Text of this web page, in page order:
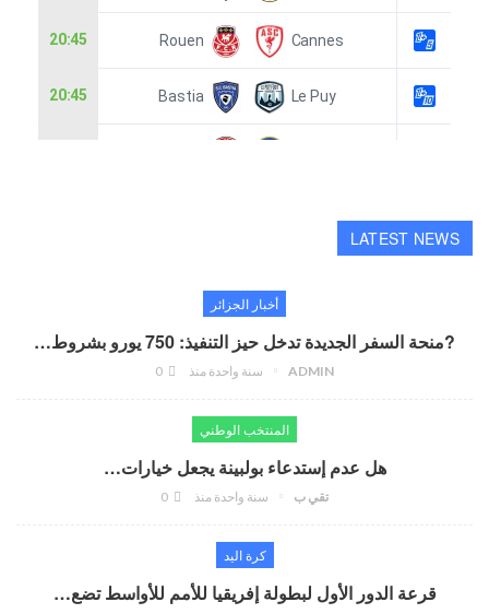
LATEST NEWS
أخبار الجزائر
?منحة السفر الجديدة تدخل حيز التنفيذ: 750 يورو بشروط…
ADMIN سنة واحدة منذ
المنتخب الوطني
هل عدم إستدعاء بولبينة يجعل خيارات…
تقي ب سنة واحدة منذ
كرة اليد
قرعة الدور الأول لبطولة إفريقيا للأمم للأواسط تضع…